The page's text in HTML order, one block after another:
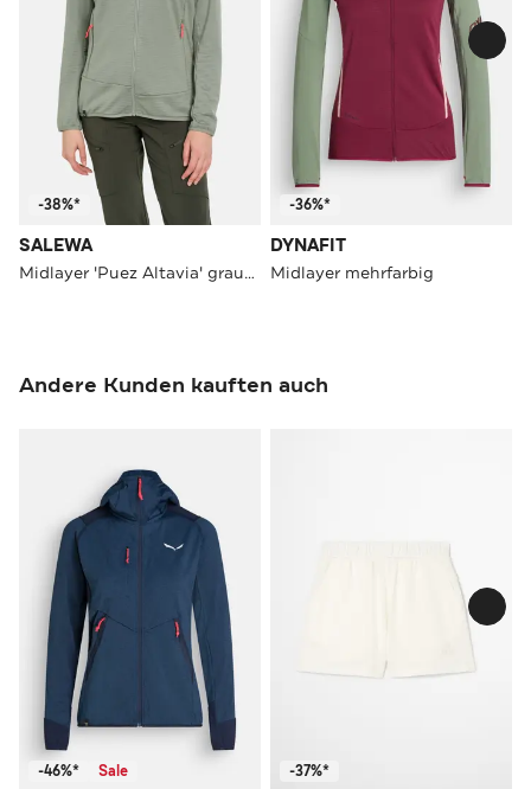
-38%*
SALEWA
Midlayer 'Puez Altavia' graugrün
-36%*
DYNAFIT
Midlayer mehrfarbig
Andere Kunden kauften auch
-46%* Sale -37%*